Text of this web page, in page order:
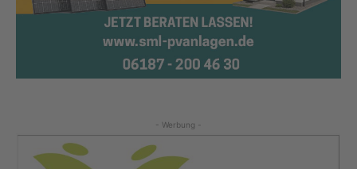
- Werbung -